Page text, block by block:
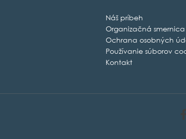
Náš príbeh
Organizačná smernica
Ochrana osobných
Používanie súborov
Kontakt